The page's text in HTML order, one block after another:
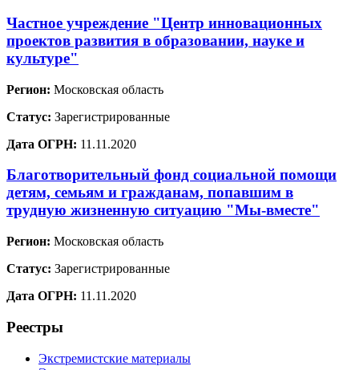
Частное учреждение "Центр инновационных
проектов развития в образовании, науке и
культуре"
Регион: Московская область
Статус: Зарегистрированные
Дата ОГРН: 11.11.2020
Благотворительный фонд социальной помощи
детям, семьям и гражданам, попавшим в
трудную жизненную ситуацию "Мы-вместе"
Регион: Московская область
Статус: Зарегистрированные
Дата ОГРН: 11.11.2020
Реестры
Экстремистские материалы